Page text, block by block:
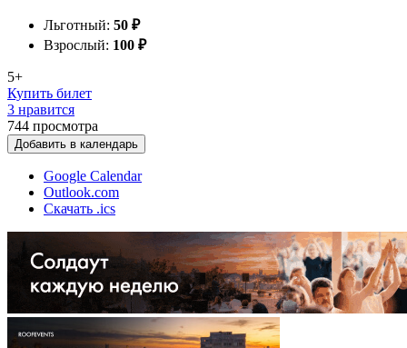
Льготный: 50 ₽
Взрослый: 100 ₽
5+
Купить билет
3 нравится
744 просмотра
Добавить в календарь
Google Calendar
Outlook.com
Скачать .ics